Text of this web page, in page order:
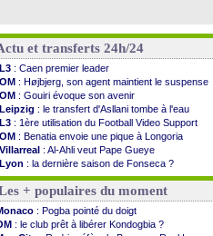
et transferts 24h/24
L3 : Caen premier leader
OM : Højbjerg, son agent maintient le suspense
OM : Gouiri évoque son avenir
Leipzig : le transfert d'Asllani tombe à l'eau
L3 : 1ère utilisation du Football Video Support
OM : Benatia envoie une pique à Longoria
Villarreal : Al-Ahli veut Pape Gueye
Lyon : la dernière saison de Fonseca ?
OM: un nouveau prétendant pour Højbjerg
Brest: un gardien norvégien en approche ?
OM: McCourt a versé 120 M€ en 2026
PSG: 4 retours dans le groupe face à Man Utd ...
Nice: Kevin Carlos va partir en Italie
+ populaires du moment
: Pogba pointé du doigt
: le club prêt à libérer Kondogbia ?